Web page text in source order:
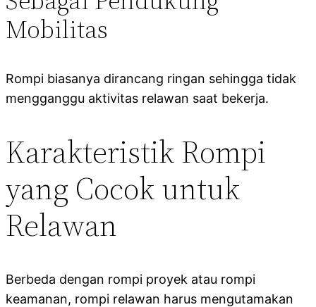
Mobilitas
Rompi biasanya dirancang ringan sehingga tidak
mengganggu aktivitas relawan saat bekerja.
Karakteristik Rompi
yang Cocok untuk
Relawan
Berbeda dengan rompi proyek atau rompi
keamanan, rompi relawan harus mengutamakan